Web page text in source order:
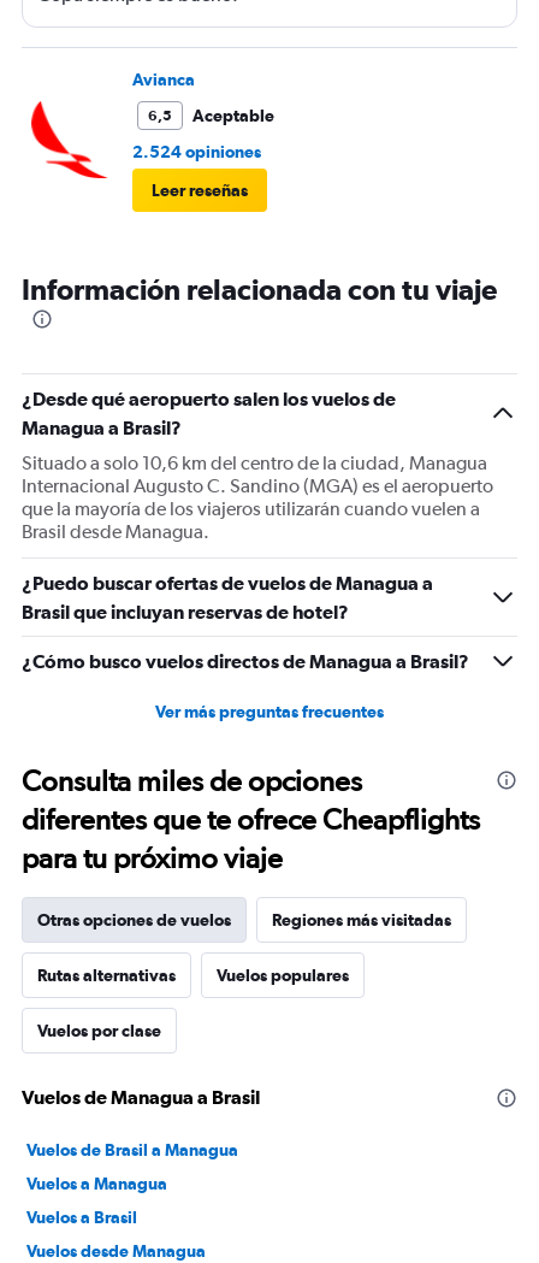
Avianca
6,5
Aceptable
2.524 opiniones
Leer reseñas
Información relacionada con tu viaje
¿Desde qué aeropuerto salen los vuelos de
Managua a Brasil?
Situado a solo 10,6 km del centro de la ciudad, Managua
Internacional Augusto C. Sandino (MGA) es el aeropuerto
que la mayoría de los viajeros utilizarán cuando vuelen a
Brasil desde Managua.
¿Puedo buscar ofertas de vuelos de Managua a
Brasil que incluyan reservas de hotel?
¿Cómo busco vuelos directos de Managua a Brasil?
Ver más preguntas frecuentes
Consulta miles de opciones
diferentes que te ofrece Cheapflights
para tu próximo viaje
Otras opciones de vuelos Regiones más visitadas
Rutas alternativas Vuelos populares
Vuelos por clase
Vuelos de Managua a Brasil
Vuelos de Brasil a Managua
Vuelos a Managua
Vuelos a Brasil
Vuelos desde Managua